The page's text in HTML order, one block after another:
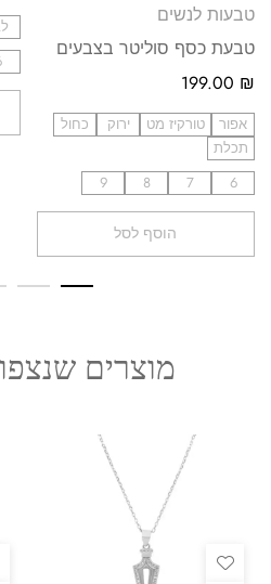
טבעות לנשים
טבעת כסף סוליטר בצבעים
199.00 ₪
אפור טורקיז מט ירוק
כחול
תכלת
6
7
8
9
הוסף לסל
מוצרים